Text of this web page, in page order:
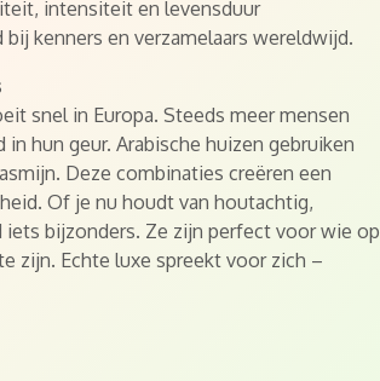
intensiteit en levensduur
kenners en verzamelaars wereldwijd.
snel in Europa. Steeds meer mensen
hun geur. Arabische huizen gebruiken
Deze combinaties creëren een
Of je nu houdt van houtachtig,
bijzonders. Ze zijn perfect voor wie op
zijn. Echte luxe spreekt voor zich –